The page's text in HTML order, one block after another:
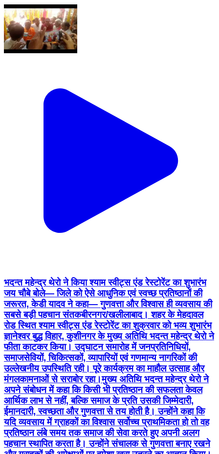
भदन्त महेन्द्र थेरो ने किया श्याम स्वीट्स एंड रेस्टोरेंट का शुभारंभ
जय चौबे बोले— जिले को ऐसे आधुनिक एवं स्वच्छ प्रतिष्ठानों की
जरूरत, केडी यादव ने कहा— गुणवत्ता और विश्वास ही व्यवसाय की
सबसे बड़ी पहचान संतकबीरनगर/खलीलाबाद। शहर के मेहदावल
रोड स्थित श्याम स्वीट्स एंड रेस्टोरेंट का शुक्रवार को भव्य शुभारंभ
ज्ञानेश्वर बुद्ध विहार, कुशीनगर के मुख्य अतिथि भदन्त महेन्द्र थेरो ने
फीता काटकर किया। उद्घाटन समारोह में जनप्रतिनिधियों,
समाजसेवियों, चिकित्सकों, व्यापारियों एवं गणमान्य नागरिकों की
उल्लेखनीय उपस्थिति रही। पूरे कार्यक्रम का माहौल उत्साह और
मंगलकामनाओं से सराबोर रहा।मुख्य अतिथि भदन्त महेन्द्र थेरो ने
अपने संबोधन में कहा कि किसी भी प्रतिष्ठान की सफलता केवल
आर्थिक लाभ से नहीं, बल्कि समाज के प्रति उसकी जिम्मेदारी,
ईमानदारी, स्वच्छता और गुणवत्ता से तय होती है। उन्होंने कहा कि
यदि व्यवसाय में ग्राहकों का विश्वास सर्वोच्च प्राथमिकता हो तो वह
प्रतिष्ठान लंबे समय तक समाज की सेवा करते हुए अपनी अलग
पहचान स्थापित करता है। उन्होंने संचालक से गुणवत्ता बनाए रखने